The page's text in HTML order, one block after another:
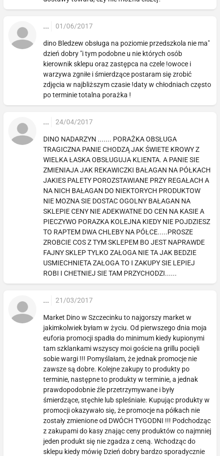
... 01/06/2017
dino Bledzew obsługa na poziomie przedszkola nie ma"
dzień dobry "i tym podobne u nie których osób
kierownik sklepu oraz zastępca na czele !owoce i
warzywa zgniłe i śmierdzące postaram się zrobić
zdjęcia w najbliższym czasie !daty w chłodniach często
po terminie totalna porażka !
... 24/04/2017
DINO NADARZYN ....... PORAŻKA OBSŁUGA
TRAGICZNA PANIE CHODZĄ JAK ŚWIETE KROWY Z
WIELKA ŁASKA OBSŁUGUJA KLIENTA. A PANIE SIE
ZMIENIAJA JAK REKAWICZKI BAŁAGAN NA PÓŁKACH
JAKIES PALETY POROZSTAWIANE PRZY REGAŁACH A
NA NICH BAŁAGAN DO NIEKTORYCH PRODUKTOW
NIE MOZNA SIE DOSTAC OGOLNY BAŁAGAN NA
SKLEPIE CENY NIE ADEKWATNE DO CEN NA KASIE A
PIECZYWO PORAZKA KOLEJNA KIEDY NIE POJDZIESZ
TO RAPTEM DWA CHLEBY NA PÓŁCE.....PROSZE
ZROBCIE COS Z TYM SKLEPEM BO JEST NAPRAWDE
FAJNY SKLEP TYLKO ZAŁOGA NIE TA JAK BEDZIE
USMIECHNIETA ZAŁOGA TO I ZAKUPY SIE LEPIEJ
ROBI I CHETNIEJ SIE TAM PRZYCHODZI......
... 21/03/2017
Market Dino w Szczecinku to najgorszy market w
jakimkolwiek byłam w życiu. Od pierwszego dnia moja
euforia promocji spadła do minimum kiedy kupionymi
tam szklankami wszyscy moi goście na grillu pocięli
sobie wargi !!! Pomyślałam, że jednak promocje nie
zawsze są dobre. Kolejne zakupy to produkty po
terminie, następne to produkty w terminie, a jednak
prawdopodobnie źle przetrzymywane i były
śmierdzące, stęchłe lub spleśniałe. Kupując produkty w
promocji okazywało się, że promocje na półkach nie
zostały zmienione od DWÓCH TYGODNI !!! Podchodząc
z zakupami do kasy znając ceny produktów co najmniej
jeden produkt się nie zgadza z ceną. Wchodząc do
sklepu kiedy mówię Dzień dobry bardzo sporadycznie